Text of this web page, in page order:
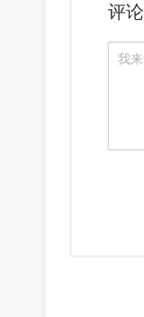
评论